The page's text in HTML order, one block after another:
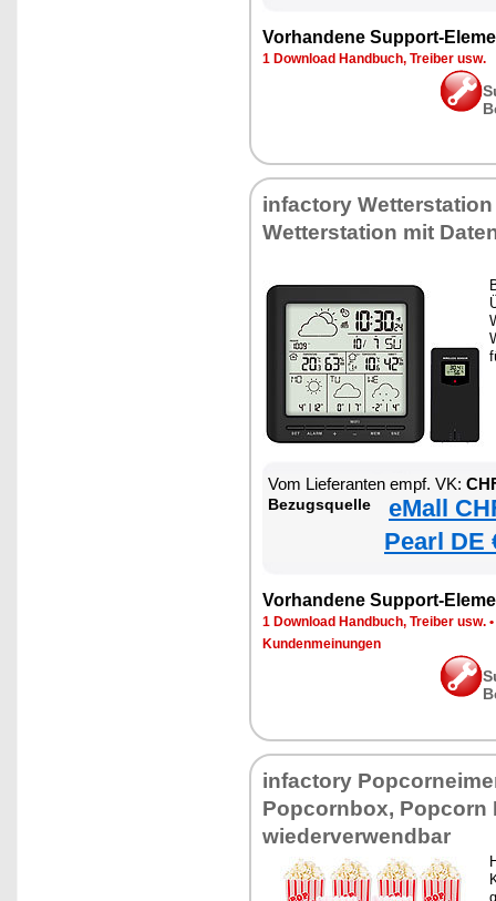
Vorhandene Support-
1 Download Handbuch, Treiber usw.
infactory
Wetterstation mit
Vom Lieferanten empf. VK:
Bezugsquelle
eMall
Pearl DE
Vorhandene Support-
1 Download Handbuch, Treiber usw. •
Kundenmeinungen
infactory
Popcornbox, Popcorn
wiederverwendbar